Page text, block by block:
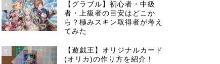
4
【グラブル】初心者・中級
者・上級者の目安はどこか
ら？極みスキン取得者が考え
てみた
5
【遊戯王】オリジナルカード
(オリカ)の作り方を紹介！